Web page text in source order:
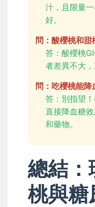
汁，且限量
好。
問：酸櫻桃和甜
答：酸櫻桃
者差異不大，
問：吃櫻桃能降
答：別指望
直接降血糖
和藥物。
總結：
桃與糖